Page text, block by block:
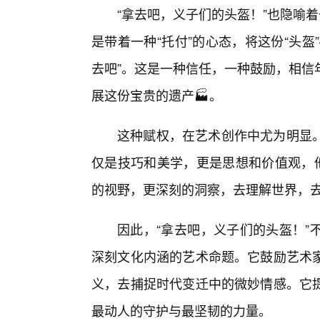
“拿去吧，义子们的头盔！”也隐喻
是带着一种“托付”的心态，将这份“
去吧”。这是一种信任，一种鼓励，相
展这份宝贵的遗产🏭。
这种赋权，在艺术创作中尤为明显
仅是技巧和美学，更是思想和价值观
的视野，更深刻的洞察，去理解世界，
因此，“拿去吧，义子们的头盔！
深刻文化内涵的艺术命题。它鼓励艺
义，去捕捉时代变迁中的微妙情感。
最动人的守护与最坚韧的力量。